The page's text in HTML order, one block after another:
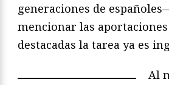
generaciones de
mencionar las
destacadas la tarea ya es
Al